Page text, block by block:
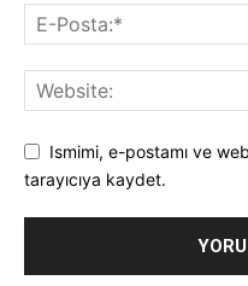
Ismimi, e-postamı ve
tarayıcıya kaydet.